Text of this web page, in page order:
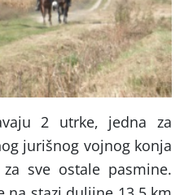
2 utrke, jedna za
jurišnog vojnog konja
sve ostale pasmine.